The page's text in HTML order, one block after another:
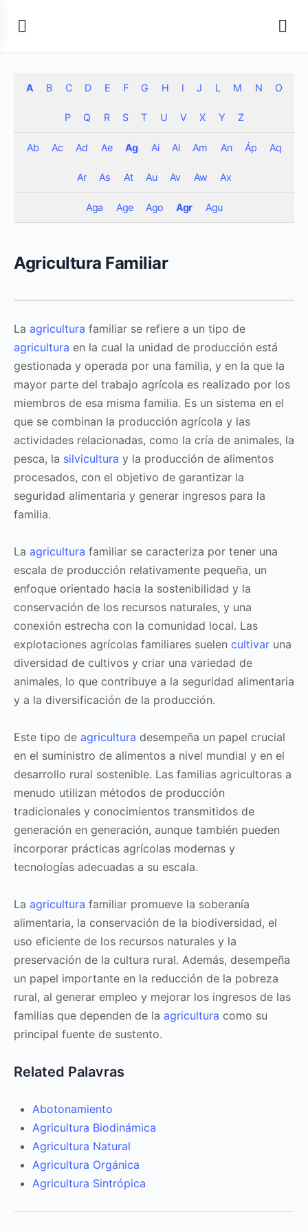
A B C D E F G H I J L M N O
P Q R S T U V X Y Z
Ab Ac Ad Ae Ag Ai Al Am An Áp Aq
Ar As At Au Av Aw Ax
Aga Age Ago Agr Agu
Agricultura Familiar
La agricultura familiar se refiere a un tipo de
agricultura en la cual la unidad de producción está
gestionada y operada por una familia, y en la que la
mayor parte del trabajo agrícola es realizado por los
miembros de esa misma familia. Es un sistema en el
que se combinan la producción agrícola y las
actividades relacionadas, como la cría de animales, la
pesca, la silvicultura y la producción de alimentos
procesados, con el objetivo de garantizar la
seguridad alimentaria y generar ingresos para la
familia.
La agricultura familiar se caracteriza por tener una
escala de producción relativamente pequeña, un
enfoque orientado hacia la sostenibilidad y la
conservación de los recursos naturales, y una
conexión estrecha con la comunidad local. Las
explotaciones agrícolas familiares suelen cultivar una
diversidad de cultivos y criar una variedad de
animales, lo que contribuye a la seguridad alimentaria
y a la diversificación de la producción.
Este tipo de agricultura desempeña un papel crucial
en el suministro de alimentos a nivel mundial y en el
desarrollo rural sostenible. Las familias agricultoras a
menudo utilizan métodos de producción
tradicionales y conocimientos transmitidos de
generación en generación, aunque también pueden
incorporar prácticas agrícolas modernas y
tecnologías adecuadas a su escala.
La agricultura familiar promueve la soberanía
alimentaria, la conservación de la biodiversidad, el
uso eficiente de los recursos naturales y la
preservación de la cultura rural. Además, desempeña
un papel importante en la reducción de la pobreza
rural, al generar empleo y mejorar los ingresos de las
familias que dependen de la agricultura como su
principal fuente de sustento.
Related Palavras
Abotonamiento
Agricultura Biodinámica
Agricultura Natural
Agricultura Orgánica
Agricultura Sintrópica